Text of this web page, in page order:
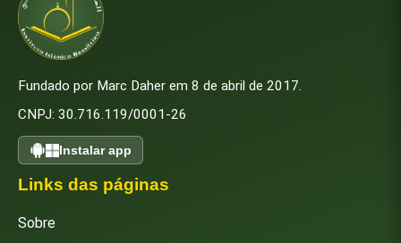
Fundado por Marc Daher em 8 de abril de 2017.
CNPJ: 30.716.119/0001-26
Instalar app
Links das páginas
Sobre